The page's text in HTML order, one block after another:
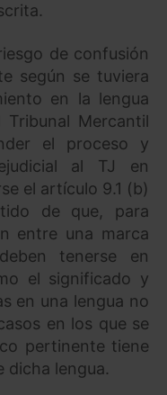
de confusión
según se tuviera
en la lengua
Mercantil
el proceso y
al TJ en
el artículo 9.1 (b)
de que, para
entre una marca
tenerse en
el significado y
en una lengua no
en los que se
pertinente tiene
dicha lengua.